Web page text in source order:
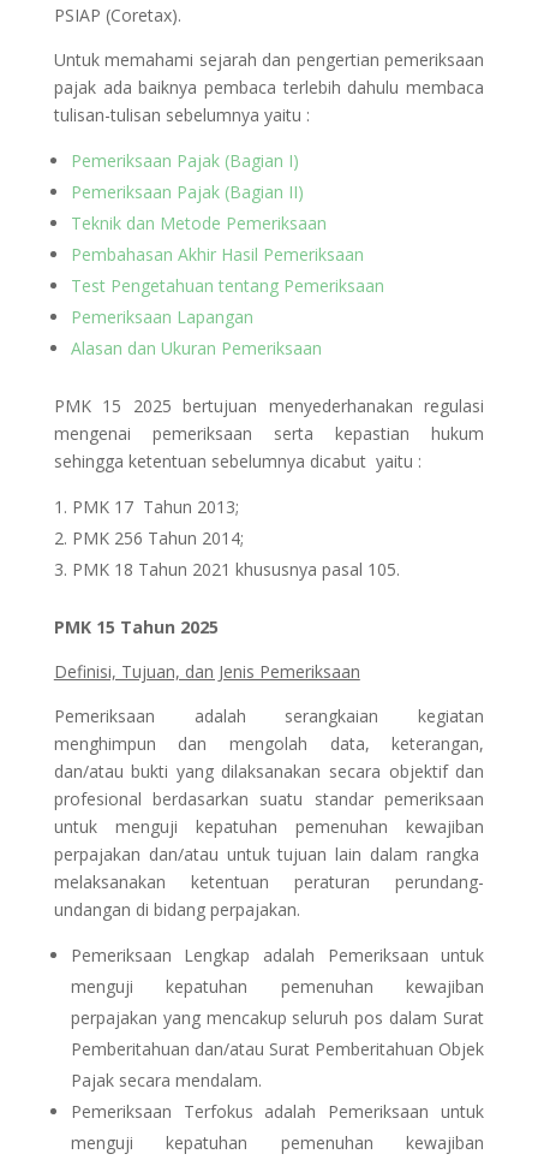
PSIAP (Coretax).
Untuk memahami sejarah dan pengertian pemeriksaan
pajak ada baiknya pembaca terlebih dahulu membaca
tulisan-tulisan sebelumnya yaitu :
Pemeriksaan Pajak (Bagian I)
Pemeriksaan Pajak (Bagian II)
Teknik dan Metode Pemeriksaan
Pembahasan Akhir Hasil Pemeriksaan
Test Pengetahuan tentang Pemeriksaan
Pemeriksaan Lapangan
Alasan dan Ukuran Pemeriksaan
PMK 15 2025 bertujuan menyederhanakan regulasi
mengenai pemeriksaan serta kepastian hukum
sehingga ketentuan sebelumnya dicabut yaitu :
PMK 17 Tahun 2013;
PMK 256 Tahun 2014;
PMK 18 Tahun 2021 khususnya pasal 105.
PMK 15 Tahun 2025
Definisi, Tujuan, dan Jenis Pemeriksaan
Pemeriksaan adalah serangkaian kegiatan
menghimpun dan mengolah data, keterangan,
dan/atau bukti yang dilaksanakan secara objektif dan
profesional berdasarkan suatu standar pemeriksaan
untuk menguji kepatuhan pemenuhan kewajiban
perpajakan dan/atau untuk tujuan lain dalam rangka
melaksanakan ketentuan peraturan perundang-
undangan di bidang perpajakan.
Pemeriksaan Lengkap adalah Pemeriksaan untuk
menguji kepatuhan pemenuhan kewajiban
perpajakan yang mencakup seluruh pos dalam Surat
Pemberitahuan dan/atau Surat Pemberitahuan Objek
Pajak secara mendalam.
Pemeriksaan Terfokus adalah Pemeriksaan untuk
menguji kepatuhan pemenuhan kewajiban